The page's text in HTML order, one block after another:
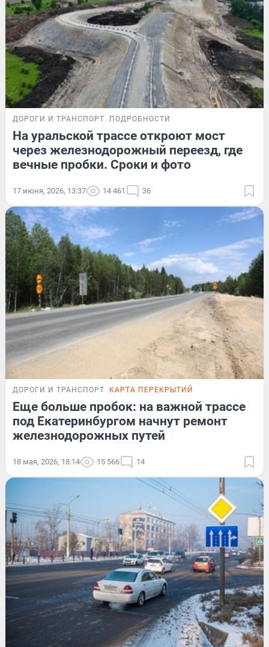
ДОРОГИ И ТРАНСПОРТ ПОДРОБНОСТИ
На уральской трассе откроют мост
через железнодорожный переезд, где
вечные пробки. Сроки и фото
17 июня, 2026, 13:37 14 461 36
ДОРОГИ И ТРАНСПОРТ КАРТА ПЕРЕКРЫТИЙ
Еще больше пробок: на важной трассе
под Екатеринбургом начнут ремонт
железнодорожных путей
18 мая, 2026, 18:14 15 566 14